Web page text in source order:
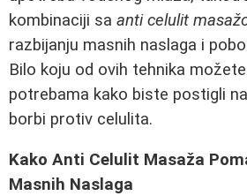
kombinaciji sa anti celulit
razbijanju masnih naslaga i
Bilo koju od ovih tehnika
potrebama kako biste postigli
borbi protiv celulita.
Kako Anti Celulit Masaža
Masnih Naslaga